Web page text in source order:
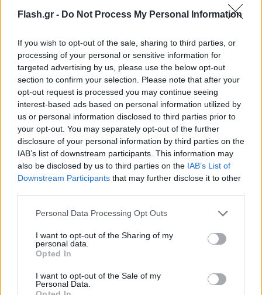
Flash.gr - Do Not Process My Personal Information
If you wish to opt-out of the sale, sharing to third parties, or
processing of your personal or sensitive information for
targeted advertising by us, please use the below opt-out
section to confirm your selection. Please note that after your
opt-out request is processed you may continue seeing
interest-based ads based on personal information utilized by
us or personal information disclosed to third parties prior to
your opt-out. You may separately opt-out of the further
disclosure of your personal information by third parties on the
IAB’s list of downstream participants. This information may
also be disclosed by us to third parties on the IAB’s List of
Downstream Participants that may further disclose it to other
Please note that this website/app uses one or more Google
not limited to your visit or usage behaviour. You may click to
grant or deny consent to Google and its third-party tags to
use your data for below specified purposes in below Google
consent section.
Personal Data Processing Opt Outs
I want to opt-out of the Sharing of my
personal data.
Opted In
I want to opt-out of the Sale of my
Personal Data.
φωτογραφίες σε ένα πρωτότυπο photobooth
φορώντας εικονικά τη στολή των πιλότων της
McLaren, οι οποίοι έχουν κερδίσει τα 12 από τα 18
Grand Prix της σεζόν.